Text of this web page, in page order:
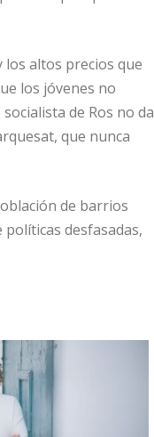
altos precios que
los jóvenes no
de Ros no da
que nunca
de barrios
desfasadas,